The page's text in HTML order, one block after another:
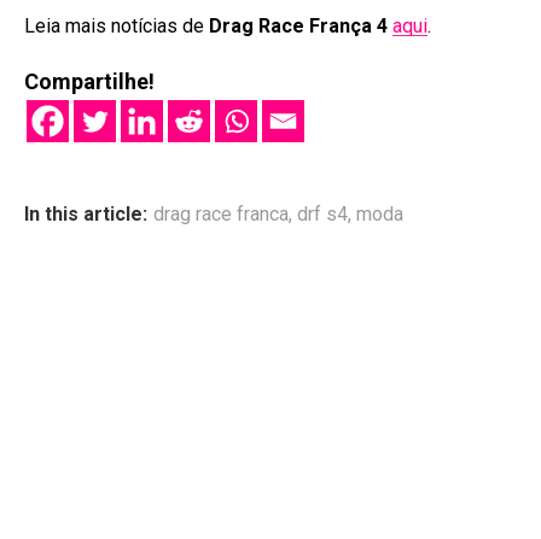
Leia mais notícias de Drag Race França 4 aqui.
Compartilhe!
In this article: drag race franca, drf s4, moda